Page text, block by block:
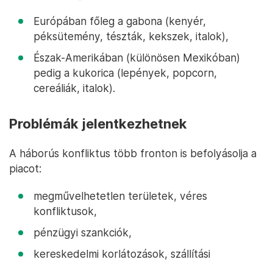
Európában főleg a gabona (kenyér,
péksütemény, tészták, kekszek, italok),
Észak-Amerikában (különösen Mexikóban)
pedig a kukorica (lepények, popcorn,
cereáliák, italok).
Problémák jelentkezhetnek
A háborús konfliktus több fronton is befolyásolja a
piacot:
megművelhetetlen területek, véres
konfliktusok,
pénzügyi szankciók,
kereskedelmi korlátozások, szállítási